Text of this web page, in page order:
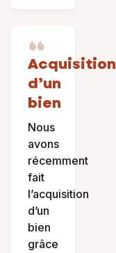
Acquisition
d’un
bien
Nous
avons
récemment
fait
l’acquisition
d’un
bien
grâce